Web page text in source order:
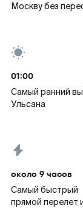
Москву без
01:00
Самый ранний
Ульсана
около 9 часов
Самый быстрый
прямой перелет